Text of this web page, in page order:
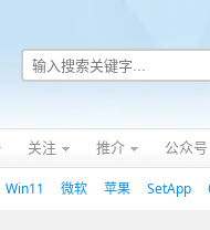
关注 推介 公众号
Win11 微软 苹果 SetApp